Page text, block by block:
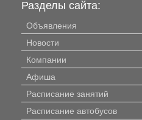
Разделы сайта:
Объявления
Новости
Компании
Афиша
Расписание занятий
Расписание автобусов